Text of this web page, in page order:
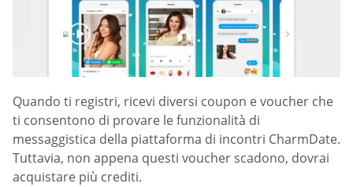
Quando ti registri, ricevi diversi coupon e voucher che
ti consentono di provare le funzionalità di
messaggistica della piattaforma di incontri CharmDate.
Tuttavia, non appena questi voucher scadono, dovrai
acquistare più crediti.